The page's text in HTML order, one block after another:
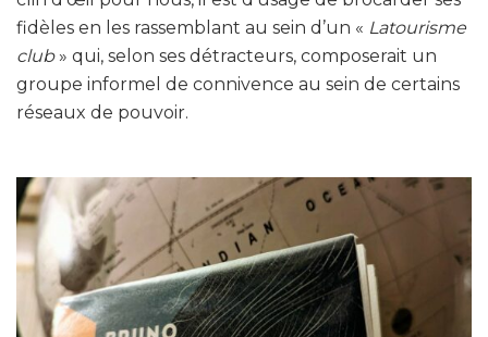
fidèles en les rassemblant au sein d’un « Latourisme
club» qui, selon ses détracteurs, composerait un
groupe informel de connivence au sein de certains
réseaux de pouvoir.